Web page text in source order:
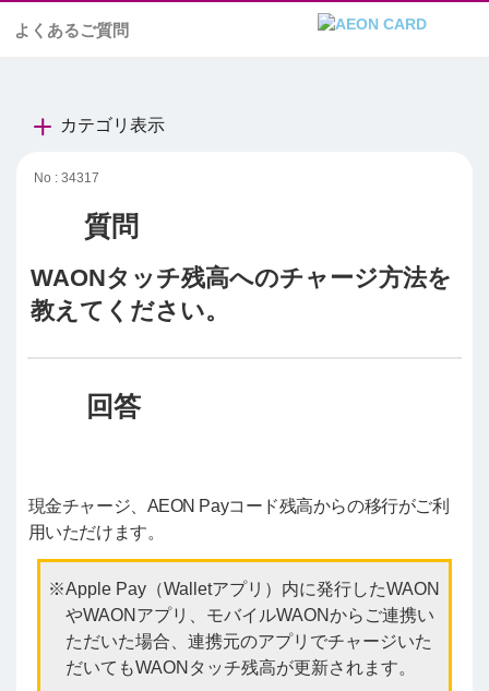
よくあるご質問
カテゴリ表示
No : 34317
WAONタッチ残高へのチャージ方法を
教えてください。
現金チャージ、AEON Payコード残高からの移行がご利
用いただけます。
Apple Pay（Walletアプリ）内に発行したWAON
やWAONアプリ、モバイルWAONからご連携い
ただいた場合、連携元のアプリでチャージいた
だいてもWAONタッチ残高が更新されます。